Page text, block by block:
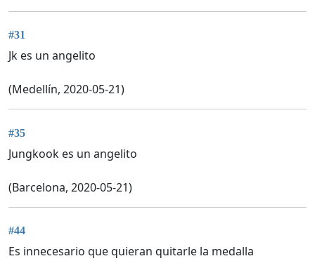
#31
Jk es un angelito
(Medellín, 2020-05-21)
#35
Jungkook es un angelito
(Barcelona, 2020-05-21)
#44
Es innecesario que quieran quitarle la medalla